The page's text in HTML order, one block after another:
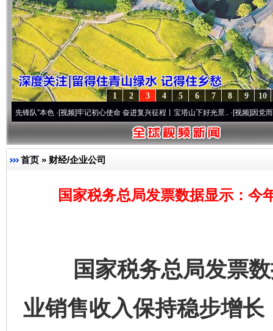
10
9
8
7
6
5
4
3
2
1
本色·[视频]牢记初心使命 奋进复兴征程丨宝塔山下好光景..·[视频]因党而生 为党而
首页 » 财经/企业公司
国家税务总局发票数据显示：今
国家税务总局发票数
业销售收入保持稳步增长